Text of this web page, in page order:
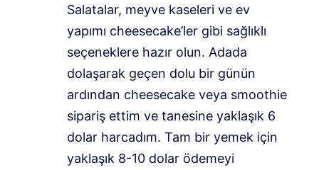
Salatalar, meyve kaseleri ve ev
yapımı cheesecake’ler gibi sağlıklı
seçeneklere hazır olun. Adada
dolaşarak geçen dolu bir günün
ardından cheesecake veya smoothie
sipariş ettim ve tanesine yaklaşık 6
dolar harcadım. Tam bir yemek için
yaklaşık 8-10 dolar ödemeyi